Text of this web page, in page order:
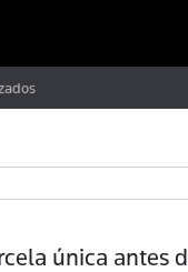
única antes